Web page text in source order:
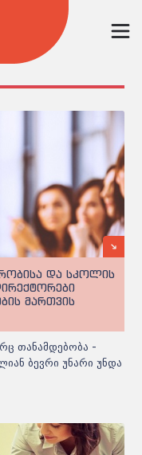
და სკოლის
მართვის
თანამდებობა -
ბევრი უნარი უნდა